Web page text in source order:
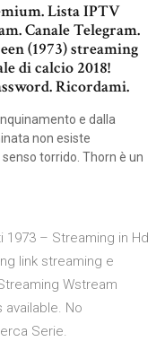
Lista IPTV
Canale Telegram.
(1973) streaming
di calcio 2018!
Ricordami.
e dalla
non esiste
torrido. Thorn è un
1973 – Streaming in Hd
link streaming e
Wstream
available. No
Serie.